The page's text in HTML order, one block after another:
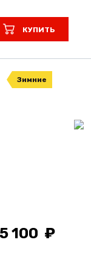
КУПИТЬ
Зимние
100